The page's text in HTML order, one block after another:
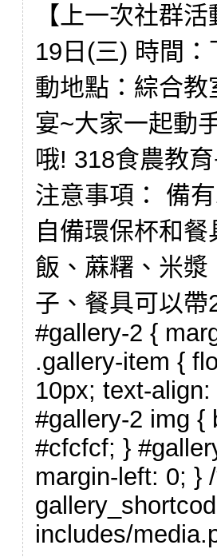
【上一次社群
19日(三) 時間
動地點：綜合
宴~大家一起動
哦! 318食農教
注意事項： 備
自備環保杯和
飯、蔴糬、米
子、餐具可以
#gallery-2 {
.gallery-item {
10px; text-
#gallery-2 img {
#cfcfcf; }
margin-left: 0; }
includes/